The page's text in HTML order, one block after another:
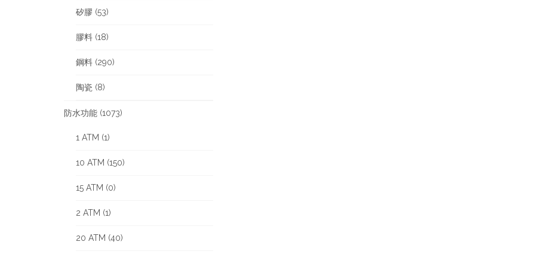
矽膠 (53)
膠料 (18)
鋼料 (290)
陶瓷 (8)
防水功能 (1073)
1 ATM (1)
10 ATM (150)
15 ATM (0)
2 ATM (1)
20 ATM (40)